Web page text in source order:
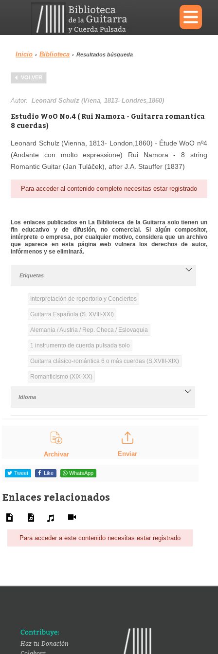
×
Menu
Biblioteca Diccionario
Área personal Reproductor
Inicio › Biblioteca › Resultados búsqueda
VOLVER
Autor:Leonard Schulz (Viena, 1813- Londres,1860)
Estudio WoO No.4 ( Rui Namora - Guitarra romantica
8 cuerdas)
Leonard Schulz (Vienna, 1813- London,1860) - Étude WoO nº4
(Andante con molto espressione) Rui Namora - 8 string
Romantic Guitar (Jan Tuláček), after J.A. Stauffer (1837)
Para acceder al contenido completo necesitas estar registrado
Los enlaces publicados en La Biblioteca de la Guitarra solo tienen un
fin educativo y de difusión, no comercial. Si algún compositor,
intérprete o empresa, por cualquier motivo, considera que un archivo
que aparece en esta página web vulnera los derechos de autor,
infórmenos y se eliminará.
Etiquetas
Interpretación de repertorio y Conciertos
Guitarra Española (S. XVIII-XXI)
Alemania / Austria / Rep. Checa / Eslovaquia
1 instrumento de cuerda pulsada solo
Guitarra clásico-romántica 6 o más cuerdas (S.XVIII-XIX)
Romanticismo (XIX-XX)
Idioma
Archivar Enviar
Tweet Like WhatsApp
Enlaces relacionados
Para acceder a este contenido necesitas estar registrado
Contribuye:
Haz tu Donación